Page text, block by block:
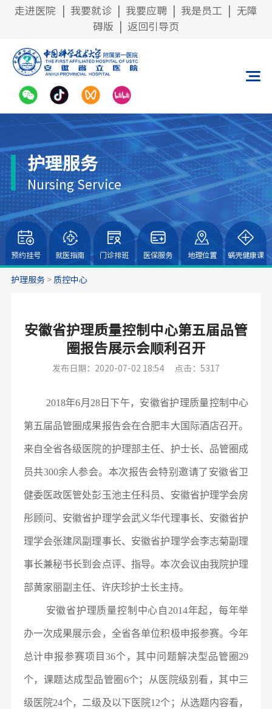
走进医院 我要就诊 我要应聘 我是员工
无障
碍版
返回引导页
护理服务
Nursing Service
预约挂号 就医指南 门诊排班 医保服务 地理位置 蜗壳健康课
护理服务 > 质控中心
安徽省护理质量控制中心第五届品管
圈报告展示会顺利召开
发布日期：2020-07-02 18:54 点击：5317
2018年6月28日下午，安徽省护理质量控制中心
第五届品管圈成果报告会在合肥丰大国际酒店召开。
来自全省各级医院的护理部主任、护士长、品管圈成
员共300余人参会。本次报告会特别邀请了安徽省卫
健委医政医管处彭玉池主任科员、安徽省护理学会房
彤顾问、安徽省护理学会武义华代理事长、安徽省护
理学会张建凤副理事长、安徽省护理学会李志菊副理
事长兼秘书长到会点评、指导。本次会议由我院护理
部黄家丽副主任、许庆珍护士长主持。
安徽省护理质量控制中心自2014年起，每年举
办一次成果展示会，全省各单位积极申报参赛。今年
总计申报参赛项目36个，其中问题解决型品管圈29
个，课题达成型品管圈6个；从医院级别看，其中三
级医院24个，二级及以下医院12个；从选题内容看，